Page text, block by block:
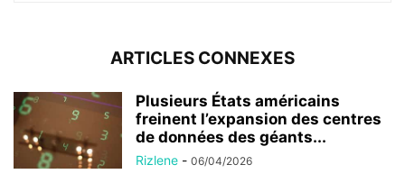
ARTICLES CONNEXES
Plusieurs États américains
freinent l’expansion des centres
de données des géants...
Rizlene - 06/04/2026